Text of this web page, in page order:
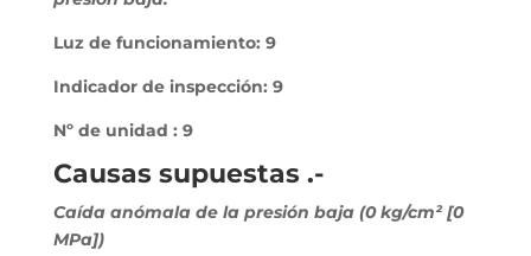
Luz de funcionamiento: 9
Indicador de inspección: 9
Nº de unidad : 9
Causas supuestas .-
Caída anómala de la presión baja (0 kg/cm² [0
MPa])